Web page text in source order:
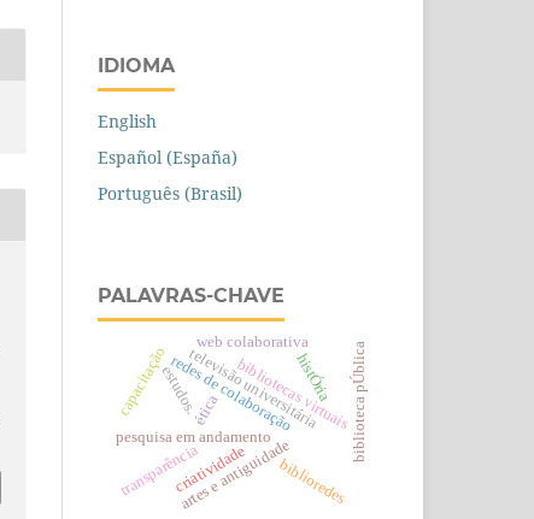
IDIOMA
English
Español (España)
Português (Brasil)
PALAVRAS-CHAVE
redes de colaboração
pesquisa em andamento
estudos.televisão universitária
bibliotecas virtuais
artes e antiguidade
criatividade
histÓria
biblioredes
capacitação biblioteca pÚblica
transparência
ética
web colaborativa